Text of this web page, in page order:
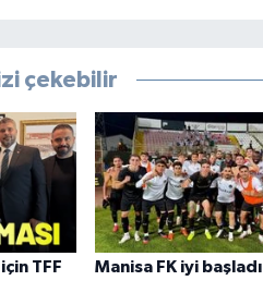
çekebilir
TFF
Manisa FK iyi başladı